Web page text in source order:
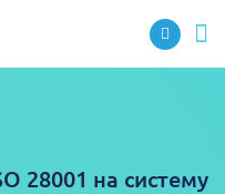
28001 на систему